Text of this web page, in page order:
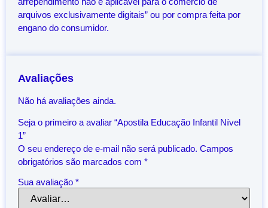
arquivos exclusivamente digitais” ou por compra feita por
engano do consumidor.
Avaliações
Não há avaliações ainda.
Seja o primeiro a avaliar “Apostila Educação Infantil Nível
1”
O seu endereço de e-mail não será publicado. Campos
obrigatórios são marcados com *
Sua avaliação *